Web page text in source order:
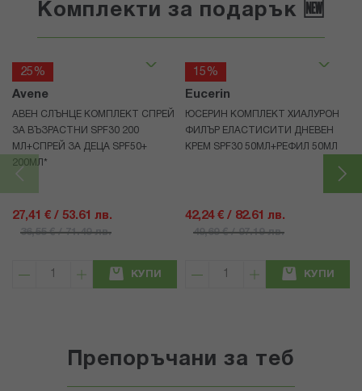
Комплекти за подарък 🆕
25%
Avene
АВЕН СЛЪНЦЕ КОМПЛЕКТ СПРЕЙ
ЗА ВЪЗРАСТНИ SPF30 200
МЛ+СПРЕЙ ЗА ДЕЦА SPF50+
200МЛ*
27,41 € / 53.61 лв.
36,55 € / 71.49 лв.
КУПИ
15%
Eucerin
ЮСЕРИН КОМПЛЕКТ ХИАЛУРОН
ФИЛЪР ЕЛАСТИСИТИ ДНЕВЕН
КРЕМ SPF30 50МЛ+РЕФИЛ 50МЛ
42,24 € / 82.61 лв.
49,69 € / 97.19 лв.
КУПИ
Препоръчани за теб